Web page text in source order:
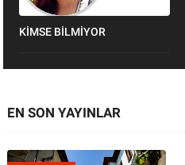
KİMSE BİLMİYOR
EN SON YAYINLAR